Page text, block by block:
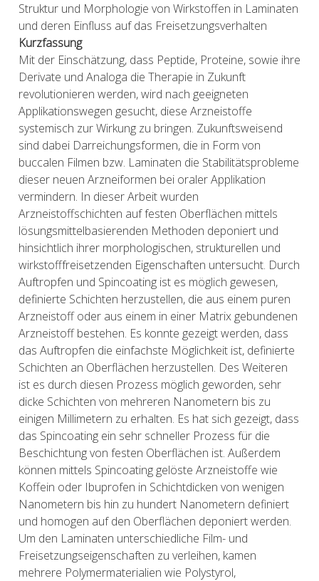
Struktur und Morphologie von Wirkstoffen in Laminaten
und deren Einfluss auf das Freisetzungsverhalten
Kurzfassung
Mit der Einschätzung, dass Peptide, Proteine, sowie ihre
Derivate und Analoga die Therapie in Zukunft
revolutionieren werden, wird nach geeigneten
Applikationswegen gesucht, diese Arzneistoffe
systemisch zur Wirkung zu bringen. Zukunftsweisend
sind dabei Darreichungsformen, die in Form von
buccalen Filmen bzw. Laminaten die Stabilitätsprobleme
dieser neuen Arzneiformen bei oraler Applikation
vermindern. In dieser Arbeit wurden
Arzneistoffschichten auf festen Oberflächen mittels
lösungsmittelbasierenden Methoden deponiert und
hinsichtlich ihrer morphologischen, strukturellen und
wirkstofffreisetzenden Eigenschaften untersucht. Durch
Auftropfen und Spincoating ist es möglich gewesen,
definierte Schichten herzustellen, die aus einem puren
Arzneistoff oder aus einem in einer Matrix gebundenen
Arzneistoff bestehen. Es konnte gezeigt werden, dass
das Auftropfen die einfachste Möglichkeit ist, definierte
Schichten an Oberflächen herzustellen. Des Weiteren
ist es durch diesen Prozess möglich geworden, sehr
dicke Schichten von mehreren Nanometern bis zu
einigen Millimetern zu erhalten. Es hat sich gezeigt, dass
das Spincoating ein sehr schneller Prozess für die
Beschichtung von festen Oberflächen ist. Außerdem
können mittels Spincoating gelöste Arzneistoffe wie
Koffein oder Ibuprofen in Schichtdicken von wenigen
Nanometern bis hin zu hundert Nanometern definiert
und homogen auf den Oberflächen deponiert werden.
Um den Laminaten unterschiedliche Film- und
Freisetzungseigenschaften zu verleihen, kamen
mehrere Polymermaterialien wie Polystyrol,